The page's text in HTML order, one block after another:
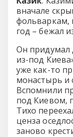
вначале
фольваркам,
год – бежал
Он придумал
из-под
уже как-то
монастырь и
Вспомнили
под Киевом,
Тихо
ценза
заново